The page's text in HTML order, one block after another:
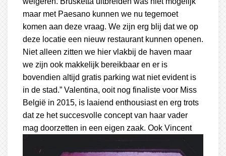
maar met Paesano kunnen we nu tegemoet
komen aan deze vraag. We zijn erg blij dat we op
deze locatie een nieuw restaurant kunnen openen.
Niet alleen zitten we hier vlakbij de haven maar
we zijn ook makkelijk bereikbaar en er is
bovendien altijd gratis parking wat niet evident is
in de stad.” Valentina, ooit nog finaliste voor Miss
België in 2015, is laaiend enthousiast en erg trots
dat ze het succesvolle concept van haar vader
mag doorzetten in een eigen zaak. Ook Vincent